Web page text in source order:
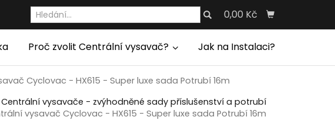
0,00 Kč
Proč zvolit Centrální vysavač? Jak na Instalaci?
Cyclovac - HX615 - Super luxe sada Potrubí 16m
Centrální vysavače - zvýhodněné sady příslušenství a potrubí
vysavač Cyclovac - HX615 - Super luxe sada Potrubí 16m